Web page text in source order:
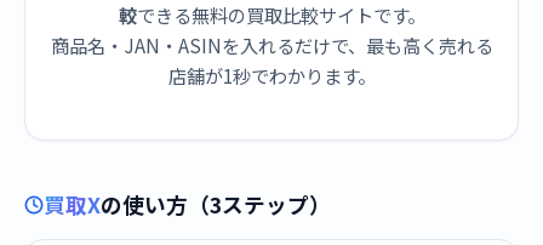
較できる無料の買取比較サイトです。
商品名・JAN・ASINを入れるだけで、最も高く売れる
店舗が1秒でわかります。
買取Xの使い方（3ステップ）